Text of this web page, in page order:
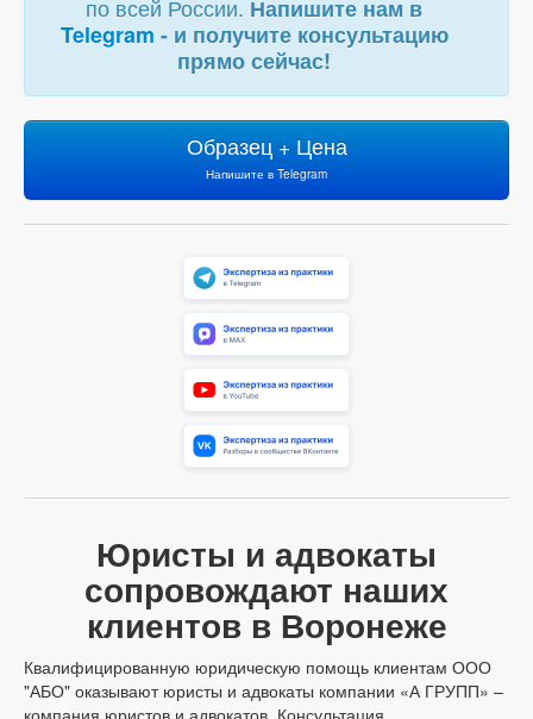
по всей России. Напишите нам в
Telegram - и получите консультацию
прямо сейчас!
Образец + Цена
Напишите в Telegram
Юристы и адвокаты
сопровождают наших
клиентов в Воронеже
Квалифицированную юридическую помощь клиентам ООО
"АБО" оказывают юристы и адвокаты компании «А ГРУПП» –
компания юристов и адвокатов. Консультация